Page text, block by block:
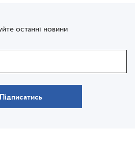
останні новини
Підписатись